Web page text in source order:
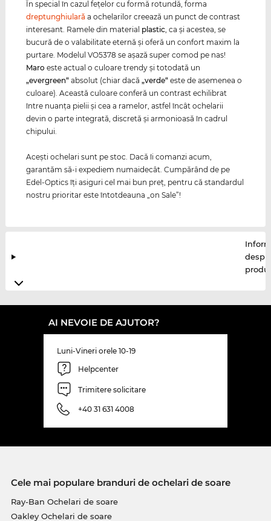
În special în cazul feţelor cu formă rotundă, forma
dreptunghiulară a ochelarilor creează un punct de contrast
interesant. Ramele din material plastic, ca şi acestea, se
bucură de o valabilitate eternă şi oferă un confort maxim la
purtare. Modelul VO5378 se aşază super comod pe nas!
Maro este actual o culoare trendy şi totodată un
„evergreen“ absolut (chiar dacă„verde“ este de asemenea o
culoare). Această culoare conferă un contrast echilibrat
între nuanţa pielii şi cea a ramelor, astfel încât ochelarii
devin o parte integrată, discretă şi armonioasă în cadrul
chipului.
Aceşti ochelari sunt pe stoc. Dacă îi comanzi acum,
garantăm să-i expediem numaidecât. Cumpărând de pe
Edel-Optics îţi asiguri cel mai bun preţ, pentru că standardul
nostru prioritar este întotdeauna „on Sale”!
AI NEVOIE DE AJUTOR?
Luni-Vineri orele 10-19
Helpcenter
Trimitere solicitare
+40 31 631 4008
Cele mai populare branduri de ochelari de soare
Ray-Ban Ochelari de soare
Oakley Ochelari de soare